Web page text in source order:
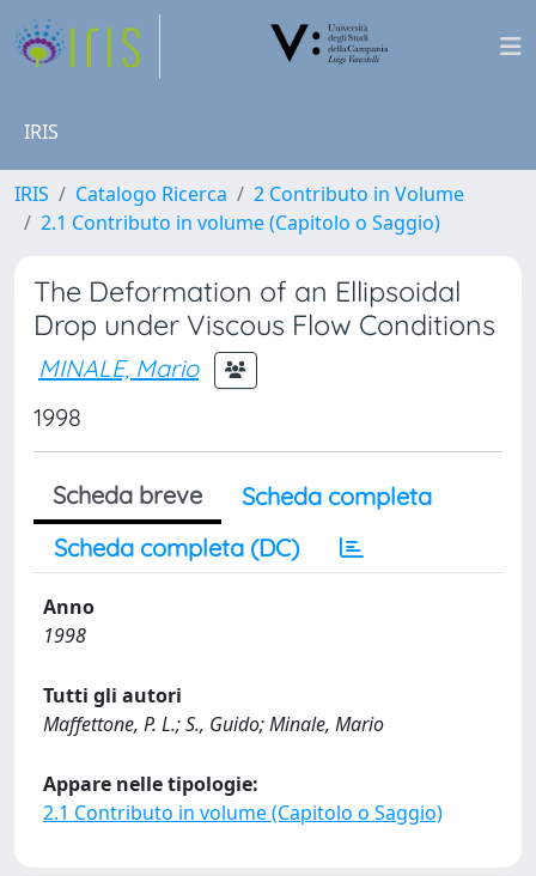
IRIS
IRIS Catalogo Ricerca
2 Contributo in Volume
2.1 Contributo in volume (Capitolo o Saggio)
The Deformation of an Ellipsoidal
Drop under Viscous Flow Conditions
MINALE, Mario
1998
Scheda breve
Scheda completa
Scheda completa (DC)
Anno
1998
Tutti gli autori
Maffettone, P. L.; S., Guido; Minale, Mario
Appare nelle tipologie:
2.1 Contributo in volume (Capitolo o Saggio)